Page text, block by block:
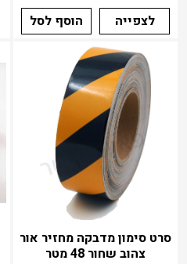
לצפייה
הוסף לסל
סרט סימון מדבקה מחזיר אור
צהוב שחור 48 מטר